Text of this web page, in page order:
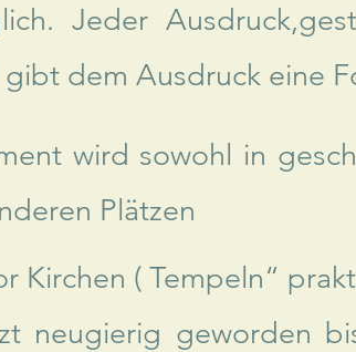
Jeder
dem Ausdruck eine
wird sowohl in
Plätzen
Kirchen ( Tempeln“
neugierig geworden